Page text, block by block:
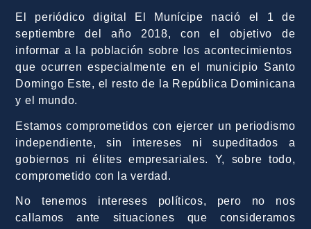
El periódico digital El Munícipe nació el 1 de
septiembre del año 2018, con el objetivo de
informar a la población sobre los acontecimientos
que ocurren especialmente en el municipio Santo
Domingo Este, el resto de la República Dominicana
y el mundo.
Estamos comprometidos con ejercer un periodismo
independiente, sin intereses ni supeditados a
gobiernos ni élites empresariales. Y, sobre todo,
comprometido con la verdad.
No tenemos intereses políticos, pero no nos
callamos ante situaciones que consideramos